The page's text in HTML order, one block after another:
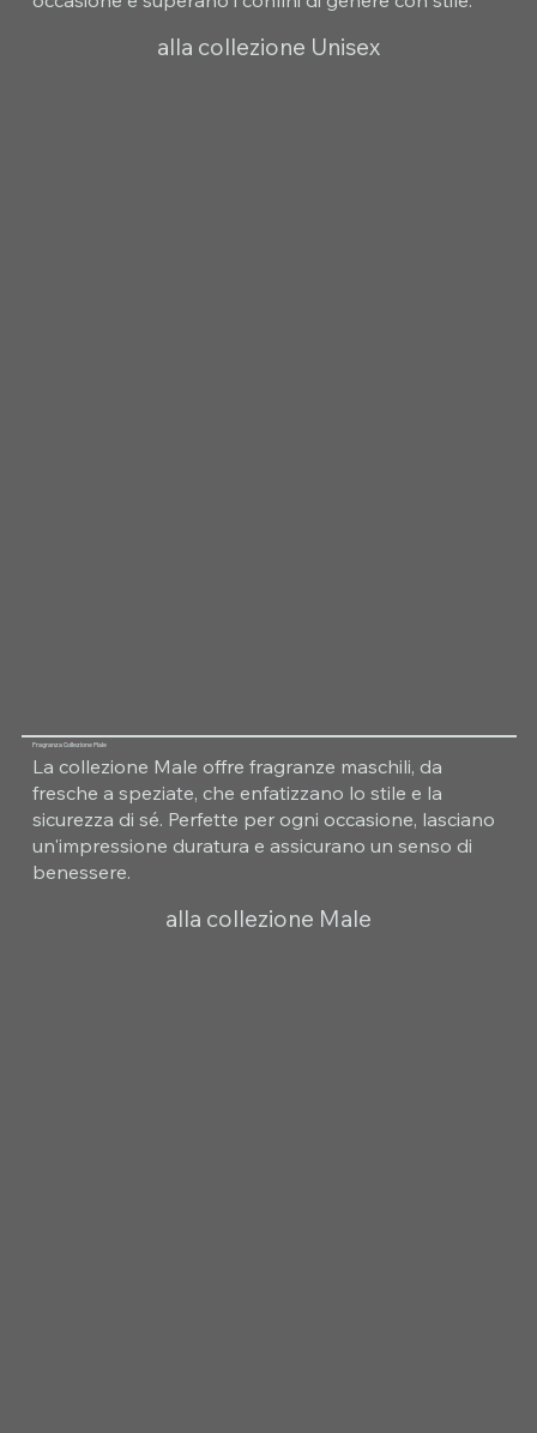
alla collezione Unisex
Fragranza Collezione Male
La collezione Male offre fragranze maschili, da
fresche a speziate, che enfatizzano lo stile e la
sicurezza di sé. Perfette per ogni occasione, lasciano
un'impressione duratura e assicurano un senso di
benessere.
alla collezione Male